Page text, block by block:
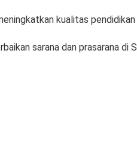
kualitas
sarana dan prasarana